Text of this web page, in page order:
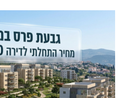
נחל כזיב: חילוץ בעומס החום הכבד